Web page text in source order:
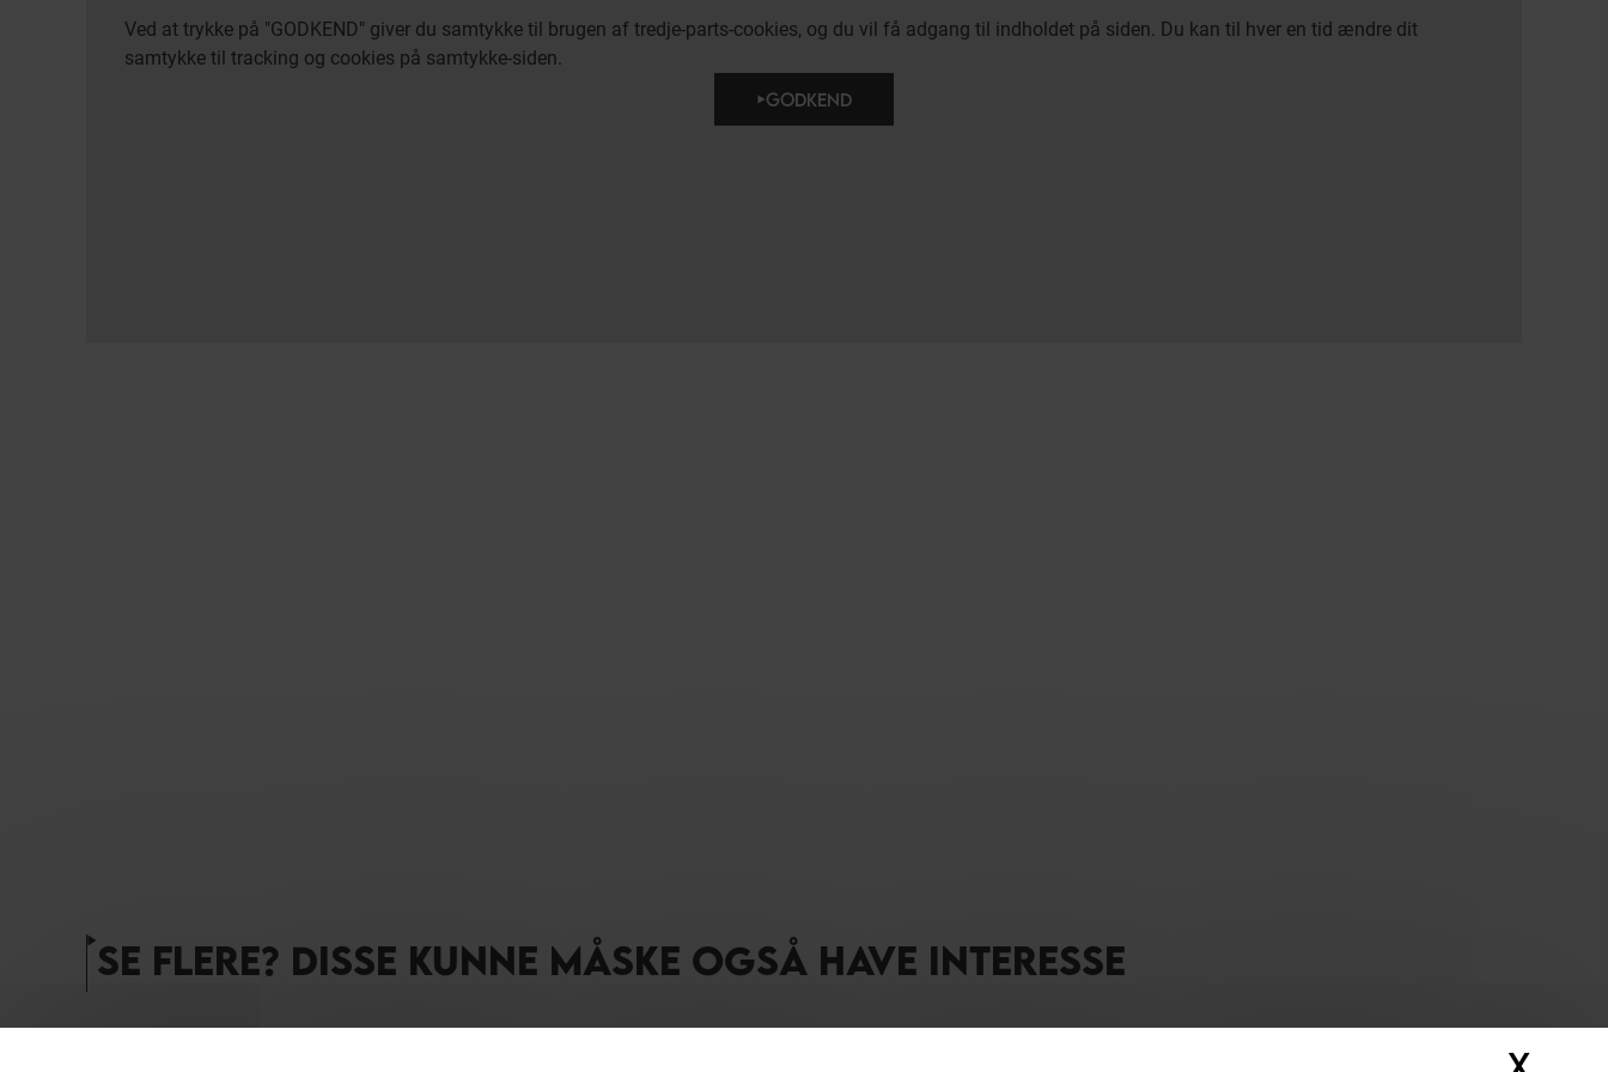
Ved at trykke på "GODKEND" giver du samtykke til brugen af tredje-parts-cookies, og du vil få adgang til indholdet på siden. Du kan til hver en tid ændre dit
samtykke til tracking og cookies på samtykke-siden.
GODKEND
SE FLERE? DISSE KUNNE MÅSKE OGSÅ HAVE INTERESSE